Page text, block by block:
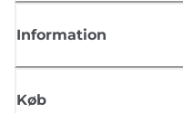
Information
Køb